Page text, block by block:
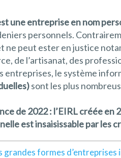
une entreprise en nom
personnels.
ne peut ester en justice
de l’artisanat, des
le système
sont les plus
de 2022 : l’EIRL créée
est insaisissable par les
grandes formes d’entreprises